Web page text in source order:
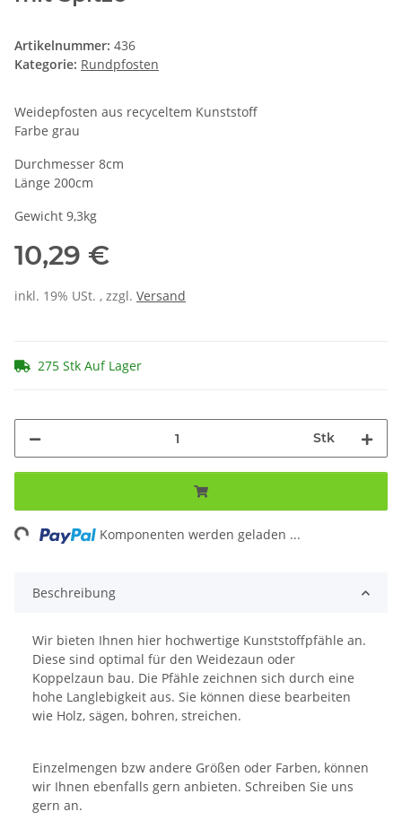
Artikelnummer: 436
Kategorie: Rundpfosten
Weidepfosten aus recyceltem Kunststoff
Farbe grau
Durchmesser 8cm
Länge 200cm
Gewicht 9,3kg
10,29 €
inkl. 19% USt. , zzgl. Versand
275 Stk Auf Lager
Stk
Komponenten werden geladen ...
Beschreibung
Wir bieten Ihnen hier hochwertige Kunststoffpfähle an.
Diese sind optimal für den Weidezaun oder
Koppelzaun bau. Die Pfähle zeichnen sich durch eine
hohe Langlebigkeit aus. Sie können diese bearbeiten
wie Holz, sägen, bohren, streichen.
Einzelmengen bzw andere Größen oder Farben, können
wir Ihnen ebenfalls gern anbieten. Schreiben Sie uns
gern an.